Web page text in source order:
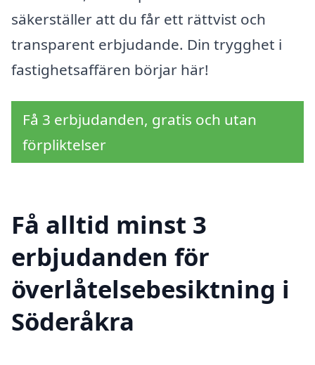
säkerställer att du får ett rättvist och
transparent erbjudande. Din trygghet i
fastighetsaffären börjar här!
Få 3 erbjudanden, gratis och utan
förpliktelser
Få alltid minst 3
erbjudanden för
överlåtelsebesiktning i
Söderåkra